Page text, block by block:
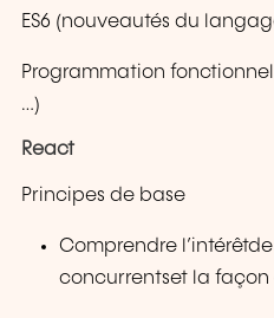
ES6 (nouveautés du
Programmation
…)
React
Principes de base
Comprendre
concurrentset la façon